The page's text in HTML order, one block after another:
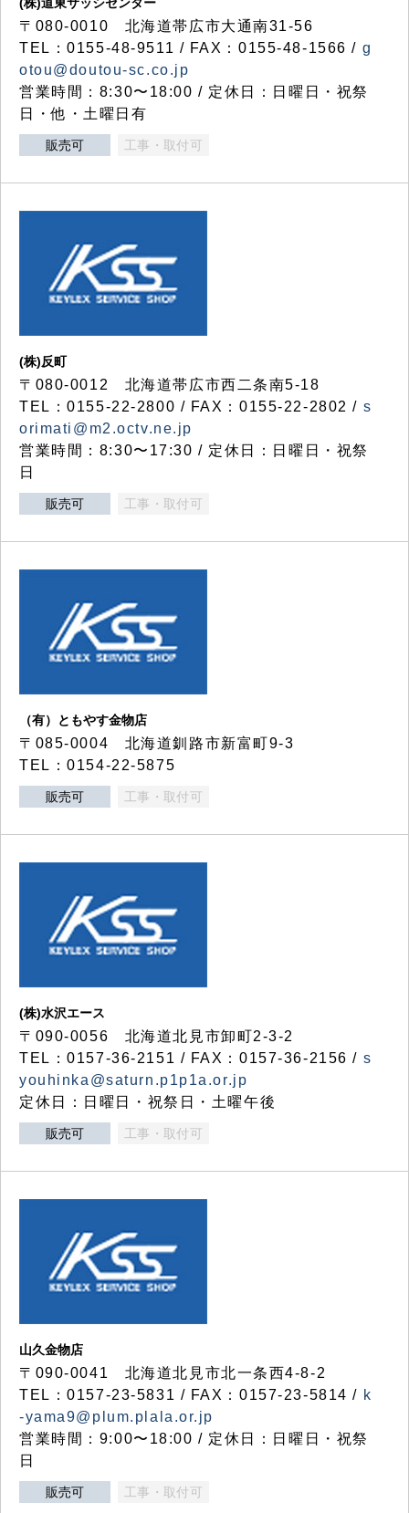
〒080-0010 北海道帯広市大通南31-56
TEL：0155-48-9511 / FAX：0155-48-1566 / g
otou@doutou-sc.co.jp
営業時間：8:30〜18:00 / 定休日：日曜日・祝祭
日・他・土曜日有
販売可 工事・取付可
(株)反町
〒080-0012 北海道帯広市西二条南5-18
TEL：0155-22-2800 / FAX：0155-22-2802 / s
orimati@m2.octv.ne.jp
営業時間：8:30〜17:30 / 定休日：日曜日・祝祭
日
販売可 工事・取付可
（有）ともやす金物店
〒085-0004 北海道釧路市新富町9-3
TEL：0154-22-5875
販売可 工事・取付可
(株)水沢エース
〒090-0056 北海道北見市卸町2-3-2
TEL：0157-36-2151 / FAX：0157-36-2156 / s
youhinka@saturn.p1p1a.or.jp
定休日：日曜日・祝祭日・土曜午後
販売可 工事・取付可
山久金物店
〒090-0041 北海道北見市北一条西4-8-2
TEL：0157-23-5831 / FAX：0157-23-5814 / k
-yama9@plum.plala.or.jp
営業時間：9:00〜18:00 / 定休日：日曜日・祝祭
日
販売可 工事・取付可